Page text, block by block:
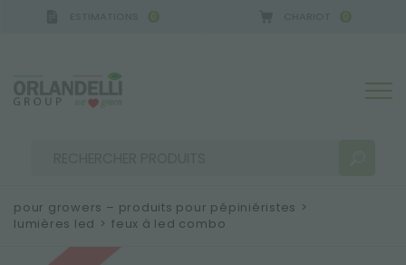
0 0
pour growers – produits pour pépiniéristes >
lumières led > feux à led combo